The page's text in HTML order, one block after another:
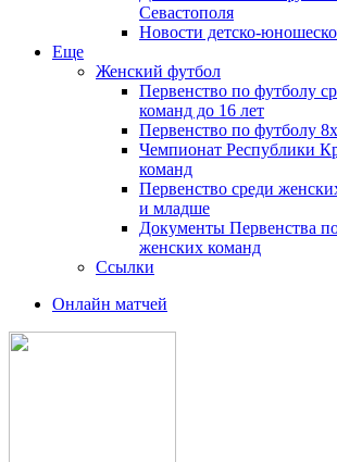
Севастополя
Новости детско-
Еще
Женский футбол
Первенство по футболу
команд до 16 лет
Первенство по футболу
Чемпионат Республики
команд
Первенство среди
и младше
Документы Первенства
женских команд
Ссылки
Онлайн матчей